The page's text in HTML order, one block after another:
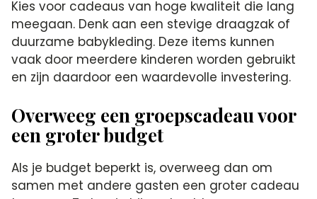
Kies voor cadeaus van hoge kwaliteit die lang
meegaan.​ Denk aan een stevige draagzak of
duurzame babykleding.​ Deze items kunnen
vaak door meerdere kinderen worden gebruikt
en zijn daardoor een waardevolle investering.​
Overweeg een groepscadeau voor
een groter budget
Als je budget beperkt is, overweeg dan om
samen met andere gasten een groter cadeau